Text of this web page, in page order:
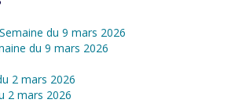
du 9 mars 2026
du 9 mars 2026
2 mars 2026
2 mars 2026